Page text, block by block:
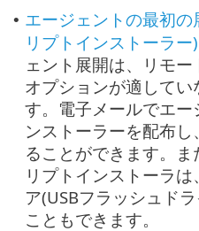
• エージェントの最初
リプトインストーラー)
ェント展開は、リモ
オプションが適して
す。電子メールでエ
ンストーラーを配布
ることができます。
リプトインストーラ
ア(USBフラッシュド
こともできます。